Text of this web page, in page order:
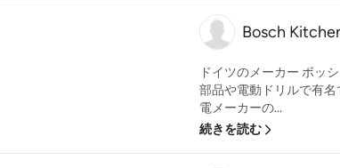
Bosch
ドイツのメーカー ボッ
部品や電動ドリルで有
電メーカーの...
続きを読む